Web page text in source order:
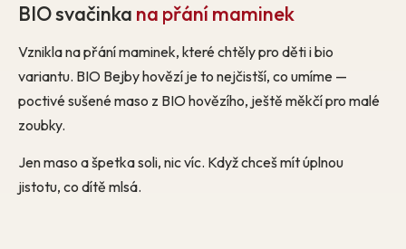
BIO svačinka na přání maminek
Vznikla na přání maminek, které chtěly pro děti i bio
variantu. BIO Bejby hovězí je to nejčistší, co umíme —
poctivé sušené maso z BIO hovězího, ještě měkčí pro malé
zoubky.
Jen maso a špetka soli, nic víc. Když chceš mít úplnou
jistotu, co dítě mlsá.